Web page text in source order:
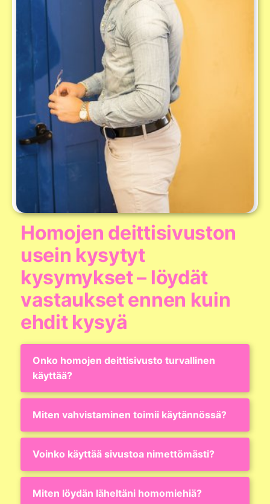
Homojen deittisivuston
usein kysytyt
kysymykset – löydät
vastaukset ennen kuin
ehdit kysyä
Onko homojen deittisivusto turvallinen
käyttää?
Miten vahvistaminen toimii käytännössä?
Voinko käyttää sivustoa nimettömästi?
Miten löydän läheltäni homomiehiä?